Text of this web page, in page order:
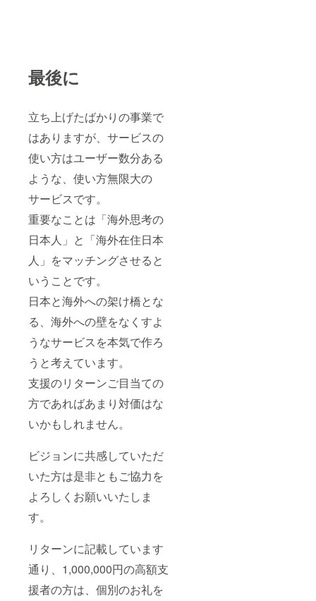
最後に
立ち上げたばかりの事業で
はありますが、サービスの
使い方はユーザー数分ある
ような、使い方無限大の
サービスです。
重要なことは「海外思考の
日本人」と「海外在住日本
人」をマッチングさせると
いうことです。
日本と海外への架け橋とな
る、海外への壁をなくすよ
うなサービスを本気で作ろ
うと考えています。
支援のリターンご目当ての
方であればあまり対価はな
いかもしれません。
ビジョンに共感していただ
いた方は是非ともご協力を
よろしくお願いいたしま
す。
リターンに記載しています
通り、1,000,000円の高額支
援者の方は、個別のお礼を